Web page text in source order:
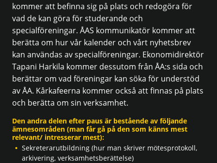
kommer att befinna sig på plats och redogöra för
vad de kan göra för studerande och
specialföreningar. ÅAS kommunikatör kommer att
berätta om hur vår kalender och vårt nyhetsbrev
kan användas av specialföreningar. Ekonomidirektör
Tapani Harkila kommer dessutom från ÅA:s sida och
berättar om vad föreningar kan söka för understöd
av ÅA. Kårkafeerna kommer också att finnas på plats
och berätta om sin verksamhet.
Den andra delen efter paus är bestående av följande
ämnesområden (man får gå på den som känns mest
relevant/ intresserar mest):
Sekreterarutbildning (hur man skriver mötesprotokoll,
arkivering, verksamhetsberättelse)